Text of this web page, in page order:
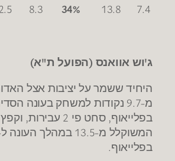
7.4
13.8
34%
8.3
ג'וש אוואנס (הפועל ת"א)
היחיד ששמר על יציבות אצל
בפלייאוף, סחט פי 2
בפלייאוף.